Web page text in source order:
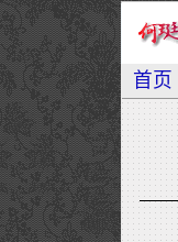
首页